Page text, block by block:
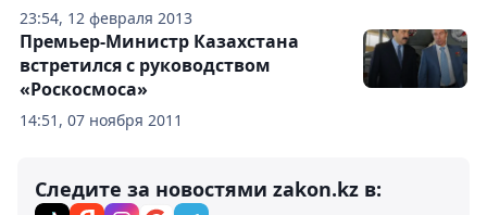
23:54, 12 февраля 2013
14:51, 07 ноября 2011
Премьер-Министр Казахстана
встретился с руководством
«Роскосмоса»
Следите за новостями zakon.kz в: